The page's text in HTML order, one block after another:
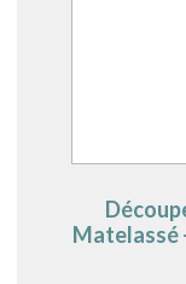
Matelassé